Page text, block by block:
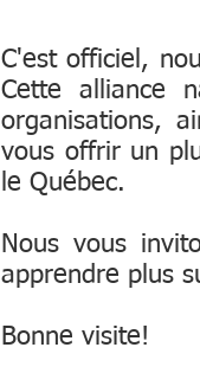
C'est officiel,
Cette alliance
organisations,
vous offrir un
le Québec.
Nous vous
apprendre plus
Bonne visite!